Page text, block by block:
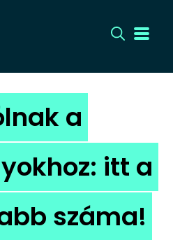
a
itt a
száma!